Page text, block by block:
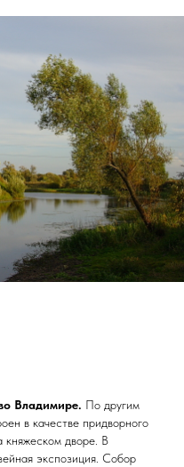
Владимире. По другим
в качестве придворного
княжеском дворе. В
экспозиция. Собор